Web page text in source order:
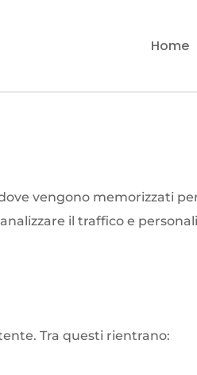
Home
vengono memorizzati
il traffico e
Tra questi rientrano: